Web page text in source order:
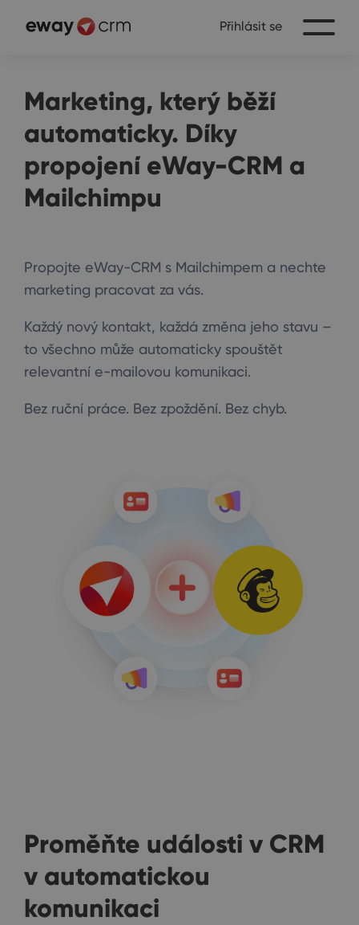
Přihlásit se
Marketing, který běží
automaticky. Díky
propojení eWay-CRM a
Mailchimpu
Propojte eWay-CRM s Mailchimpem a nechte
marketing pracovat za vás.
Každý nový kontakt, každá změna jeho stavu –
to všechno může automaticky spouštět
relevantní e-mailovou komunikaci.
Bez ruční práce. Bez zpoždění. Bez chyb.
Proměňte události v CRM
v automatickou
komunikaci